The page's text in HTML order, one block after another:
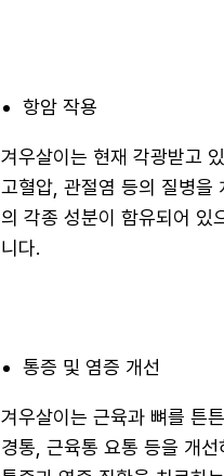
항암 작용
겨우살이는 현재 각광받고
고혈압, 관절염 등의 질병을
의 각종 성분이 함유되어 있
니다.
통증 및 염증 개선
겨우살이는 근육과 뼈를 튼
경통, 근육통 요통 등을 개